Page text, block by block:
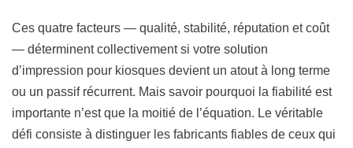
Ces quatre facteurs — qualité, stabilité, réputation et coût
— déterminent collectivement si votre solution
d’impression pour kiosques devient un atout à long terme
ou un passif récurrent. Mais savoir pourquoi la fiabilité est
importante n’est que la moitié de l’équation. Le véritable
défi consiste à distinguer les fabricants fiables de ceux qui